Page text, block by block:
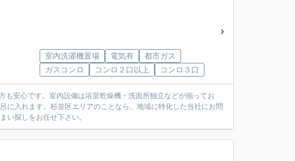
室内洗濯機置場 電気有
都市ガス
ガスコンロ
コンロ２口以上 コンロ３口
安心です。室内設備は浴室乾燥機・洗面所独立などが揃ってお
に入れます。杉並区エリアのことなら、地域に特化した当社にお問
い探しをお任せ下さい。